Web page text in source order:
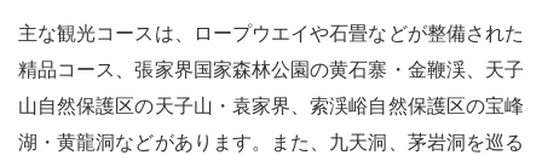
主な観光コースは、ロープウエイや石畳などが整備された
精品コース、張家界国家森林公園の黄石寨・金鞭渓、天子
山自然保護区の天子山・袁家界、索渓峪自然保護区の宝峰
湖・黄龍洞などがあります。また、九天洞、茅岩洞を巡る